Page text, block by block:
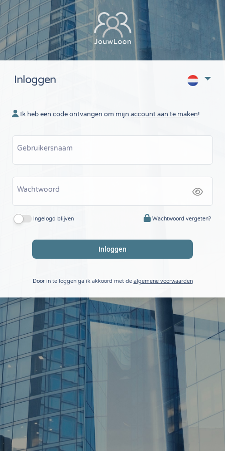
Inloggen
Ik heb een code ontvangen om mijnaccount aan te maken!
Gebruikersnaam
Wachtwoord
Ingelogd blijven Wachtwoord vergeten?
Door in te loggen ga ik akkoord met de algemene voorwaarden